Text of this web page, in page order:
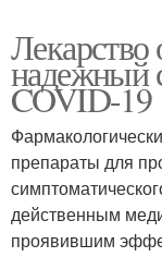
Лекарство
надежный
COVID-19
препараты для
действенным
проявившим